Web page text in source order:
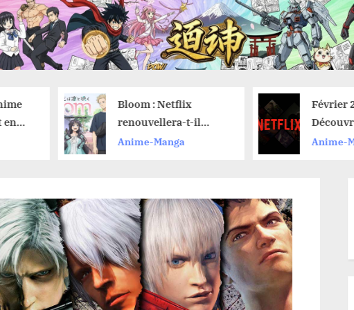
Bloom : Netflix
renouvellera-t-il
l’anime pour une
saison 2 ?
Anime-Manga
Février 2026 :
Découvrez les
nouveautés
Netflix et leurs
Anime-Manga